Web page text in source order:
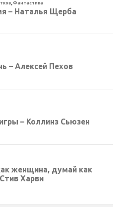
,Фантастика
– Наталья Щерба
– Алексей Пехов
– Коллинз Сьюзен
женщина, думай как
Харви